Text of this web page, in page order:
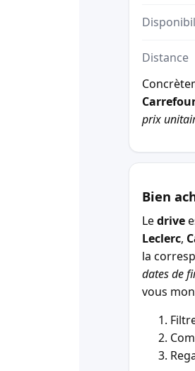
Distance
prix
Bien
Ledrive
Leclerc,
la
dates de
vous